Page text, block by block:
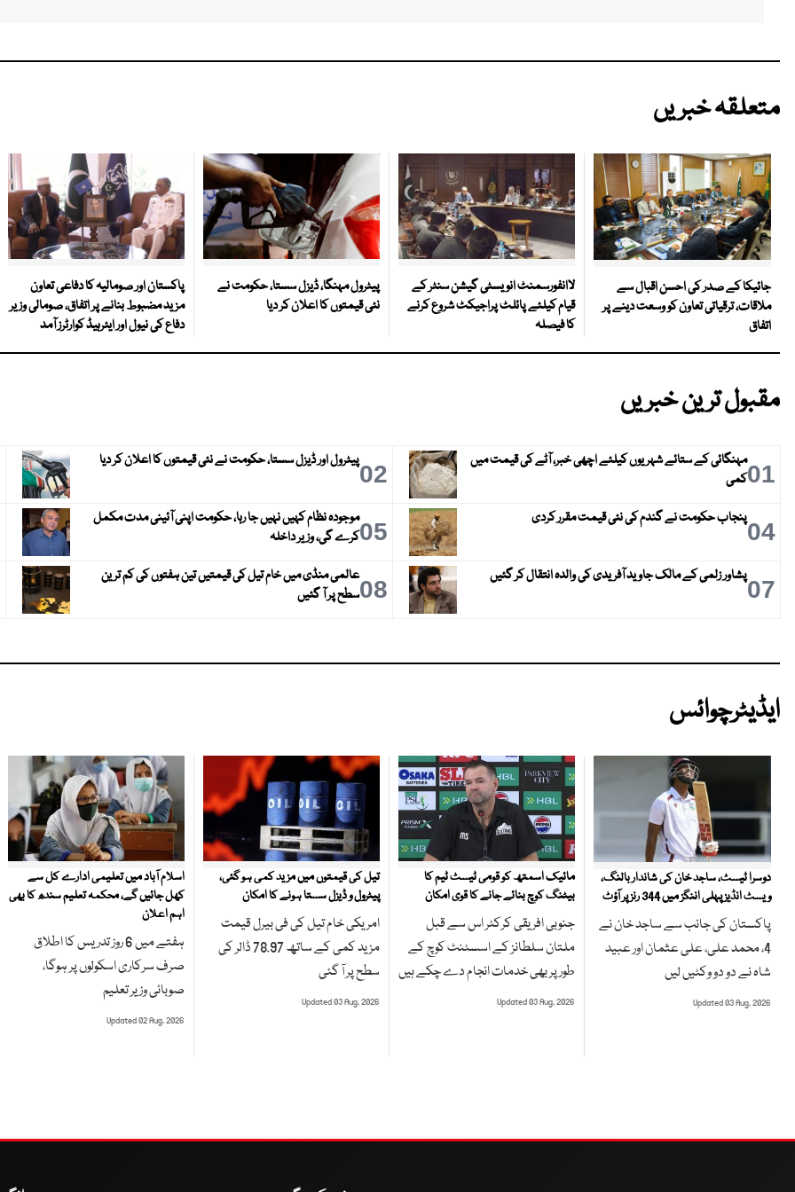
متعلقہ خبریں
جائیکا کے صدر کی احسن اقبال سے
ملاقات، ترقیاتی تعاون کو وسعت دینے پر
اتفاق
لاانفورسمنٹ انویسٹی گیشن سنٹر کے
قیام کیلئے پائلٹ پراجیکٹ شروع کرنے
کا فیصلہ
پیٹرول مہنگا، ڈیزل سستا، حکومت نے
نئی قیمتوں کا اعلان کر دیا
پاکستان اور صومالیہ کا دفاعی تعاون
مزید مضبوط بنانے پر اتفاق، صومالی وزیر
دفاع کی نیول اور ایئرہیڈ کوارٹرز آمد
مقبول ترین خبریں
01مہنگائی کے ستائے شہریوں کیلئے اچھی خبر، آٹے کی قیمت میں
کمی
02پیٹرول اور ڈیزل سستا، حکومت نے نئی قیمتوں کا اعلان کر دیا
04پنجاب حکومت نے گندم کی نئی قیمت مقرر کردی 05موجودہ نظام کہیں نہیں جا رہا، حکومت اپنی آئینی مدت مکمل
کرے گی، وزیر داخلہ
07پشاور زلمی کے مالک جاوید آفریدی کی والدہ انتقال کر گئیں 08عالمی منڈی میں خام تیل کی قیمتیں تین ہفتوں کی کم ترین
سطح پر آ گئیں
ایڈیٹرچوائس
دوسرا ٹیسٹ، ساجد خان کی شاندار بالنگ،
ویسٹ انڈیز پہلی اننگز میں 344 رنز پر آؤٹ
پاکستان کی جانب سے ساجد خان نے
4، محمد علی، علی عثمان اور عبید
شاہ نے دو دو وکٹیں لیں
Updated 03 Aug, 2026
مائیک اسمتھ کو قومی ٹیسٹ ٹیم کا
بیٹنگ کوچ بنائے جانے کا قوی امکان
جنوبی افریقی کرکٹر اس سے قبل
ملتان سلطانز کے اسسٹنٹ کوچ کے
طور پر بھی خدمات انجام دے چکے ہیں
Updated 03 Aug, 2026
تیل کی قیمتوں میں مزید کمی ہو گئی،
پیٹرول و ڈیزل سستا ہونے کا امکان
امریکی خام تیل کی فی بیرل قیمت
مزید کمی کے ساتھ 78.97 ڈالر کی
سطح پر آ گئی
Updated 03 Aug, 2026
اسلام آباد میں تعلیمی ادارے کل سے
کھل جائیں گے، محکمہ تعلیم سندھ کا بھی
اہم اعلان
ہفتے میں 6 روز تدریس کا اطلاق
صرف سرکاری اسکولوں پر ہوگا،
صوبائی وزیر تعلیم
Updated 02 Aug, 2026